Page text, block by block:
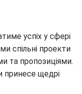
успіх у сфері
спільні проекти
та пропозиціями.
принесе щедрі